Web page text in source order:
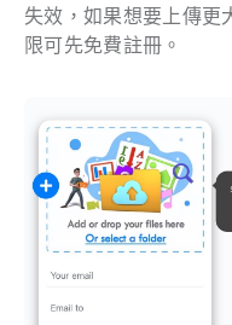
失效，如果想要上傳更
限可先免費註冊。